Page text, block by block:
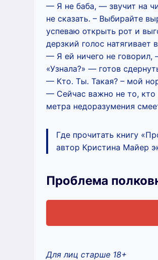
— Я не баба, — звучит на
не сказать. – Выбирайте
успеваю открыть рот и
дерзкий голос натягивает
— Я ей ничего не говорил,
«Узнала?» — готов
— Кто. Ты. Такая? – мой
— Сейчас важно не то,
метра недоразумения
Где прочитать книгу
автор Кристина Майер
Проблема
Для лиц старше 18+